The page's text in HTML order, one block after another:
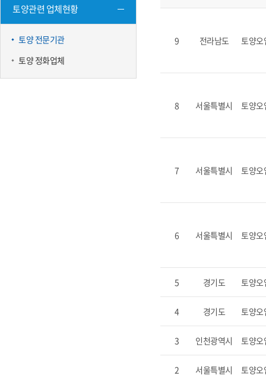
토양관련 업체현황
토양 전문기관
토양 정화업체
9 전라남도 토양오
8 서울특별시 토양오
7 서울특별시 토양오
6 서울특별시 토양오
5 경기도 토양오
4 경기도 토양오
3 인천광역시 토양오
2 서울특별시 토양오